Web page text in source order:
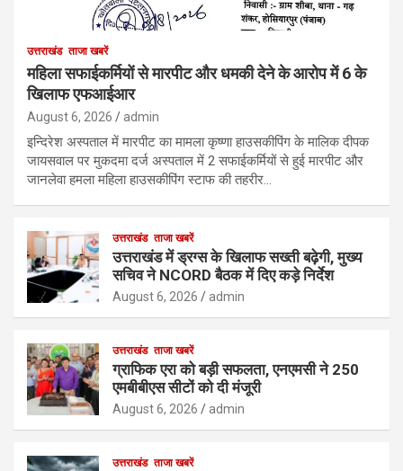
उत्तराखंड ताजा खबरें
महिला सफाईकर्मियों से मारपीट और धमकी देने के आरोप में 6 के
खिलाफ एफआईआर
August 6, 2026 admin
इन्दिरेश अस्पताल में मारपीट का मामला कृष्णा हाउसकीपिंग के मालिक दीपक
जायसवाल पर मुकदमा दर्ज अस्पताल में 2 सफाईकर्मियों से हुई मारपीट और
जानलेवा हमला महिला हाउसकीपिंग स्टाफ की तहरीर…
उत्तराखंड ताजा खबरें
उत्तराखंड में ड्रग्स के खिलाफ सख्ती बढ़ेगी, मुख्य
सचिव ने NCORD बैठक में दिए कड़े निर्देश
August 6, 2026 admin
उत्तराखंड ताजा खबरें
ग्राफिक एरा को बड़ी सफलता, एनएमसी ने 250
एमबीबीएस सीटों को दी मंजूरी
August 6, 2026 admin
उत्तराखंड ताजा खबरें